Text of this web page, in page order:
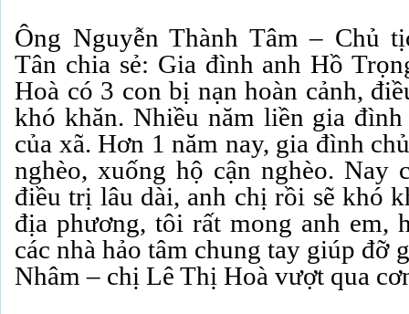
Ông Nguyễn Thành Tâm – Chủ
Tân chia sẻ: Gia đình anh Hồ
Hoà có 3 con bị nạn hoàn cảnh,
khó khăn. Nhiều năm liền gia
của xã. Hơn 1 năm nay, gia đình
nghèo, xuống hộ cận nghèo. Nay
điều trị lâu dài, anh chị rồi sẽ khó
địa phương, tôi rất mong anh em,
các nhà hảo tâm chung tay giúp đỡ
Nhâm – chị Lê Thị Hoà vượt qua